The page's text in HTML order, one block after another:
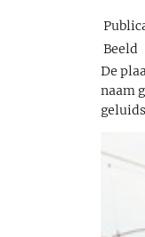
Beeld
De
naam